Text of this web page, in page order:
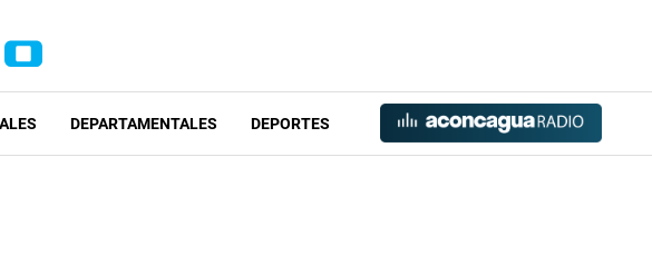
DEPARTAMENTALES DEPORTES